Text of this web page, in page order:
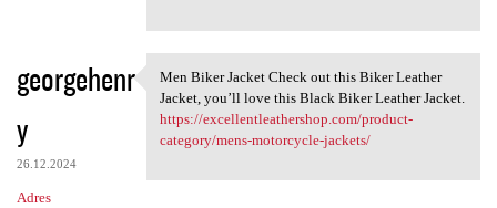
georgehenr
y
26.12.2024
Adres
Men Biker Jacket Check out
Men Biker Jacket Check out this Biker Leather
Jacket, you’ll love this Black Biker Leather Jacket.
https://excellentleathershop.com/product-
category/mens-motorcycle-jackets/